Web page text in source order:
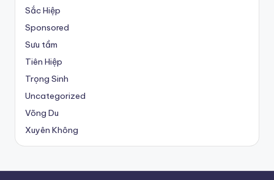
Sắc Hiệp
Sponsored
Sưu tầm
Tiên Hiệp
Trọng Sinh
Uncategorized
Võng Du
Xuyên Không